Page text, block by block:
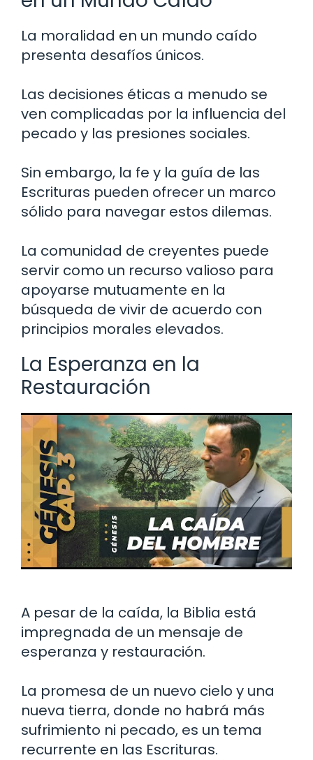
La moralidad en un mundo caído
presenta desafíos únicos.
Las decisiones éticas a menudo se
ven complicadas por la influencia del
pecado y las presiones sociales.
Sin embargo, la fe y la guía de las
Escrituras pueden ofrecer un marco
sólido para navegar estos dilemas.
La comunidad de creyentes puede
servir como un recurso valioso para
apoyarse mutuamente en la
búsqueda de vivir de acuerdo con
principios morales elevados.
La Esperanza en la
Restauración
A pesar de la caída, la Biblia está
impregnada de un mensaje de
esperanza y restauración.
La promesa de un nuevo cielo y una
nueva tierra, donde no habrá más
sufrimiento ni pecado, es un tema
recurrente en las Escrituras.